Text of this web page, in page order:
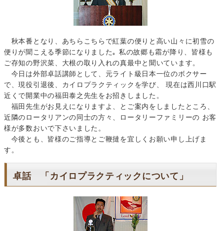
秋本番となり、あちらこちらで紅葉の便りと高い山々に初雪の
便りが聞こえる季節になりました｡ 私の故郷も霜が降り、皆様も
ご存知の野沢菜、大根の取り入れの真最中と聞いています。
今日は外部卓話講師として、元ライト級日本一位のボクサー
で、現役引退後、カイロプラクティックを学び、 現在は西川口駅
近くで開業中の福田泰之先生をお招きしました。
福田先生がお見えになりますよ、とご案内をしましたところ、
近隣のロータリアンの同士の方々、ロータリーファミリーの お客
様が多数おいで下さいました。
今後とも、皆様のご指導とご鞭撻を宜しくお願い申し上げま
す。
卓話 「カイロプラクティックについて」